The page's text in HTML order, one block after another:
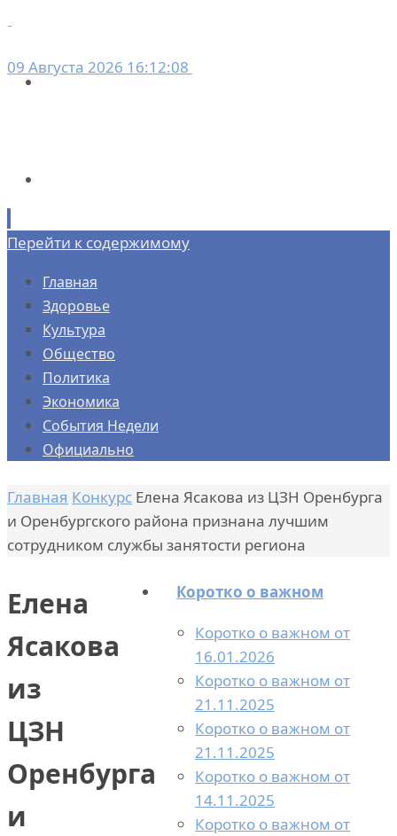
09 Августа 2026 16:12:08
Перейти к содержимому
Главная
Здоровье
Культура
Общество
Политика
Экономика
События Недели
Официально
Главная Конкурс Елена Ясакова из ЦЗН Оренбурга
и Оренбургского района признана лучшим
сотрудником службы занятости региона
Елена
Ясакова
из
ЦЗН
Оренбурга
и
Коротко о важном
Коротко о важном от
16.01.2026
Коротко о важном от
21.11.2025
Коротко о важном от
21.11.2025
Коротко о важном от
14.11.2025
Коротко о важном от